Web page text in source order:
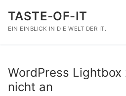
Inhalt
springen
TASTE-OF-IT
EIN EINBLICK IN DIE WELT DER IT.
WordPress
nicht an